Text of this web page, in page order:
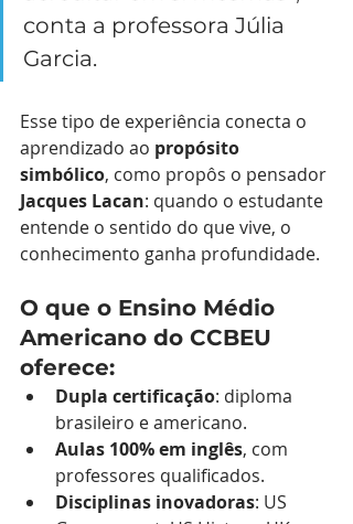
conta a professora Júlia
Garcia.
Esse tipo de experiência conecta o
aprendizado ao propósito
simbólico, como propôs o pensador
Jacques Lacan: quando o estudante
entende o sentido do que vive, o
conhecimento ganha profundidade.
O que o Ensino Médio
Americano do CCBEU
oferece:
Dupla certificação: diploma
brasileiro e americano.
Aulas 100% em inglês, com
professores qualificados.
Disciplinas inovadoras: US